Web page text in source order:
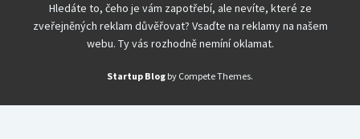
Hledáte to, čeho je vám zapotřebí, ale nevíte, které ze
zveřejněných reklam důvěřovat? Vsaďte na reklamy na našem
webu. Ty vás rozhodně nemíní oklamat.
Startup Blog by Compete Themes.